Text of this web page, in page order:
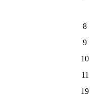
8
9
10
11
19